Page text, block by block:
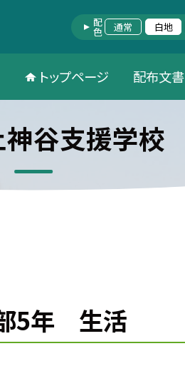
配色 通常 白地
トップページ 配布文書
谷支援学校
5年 生活